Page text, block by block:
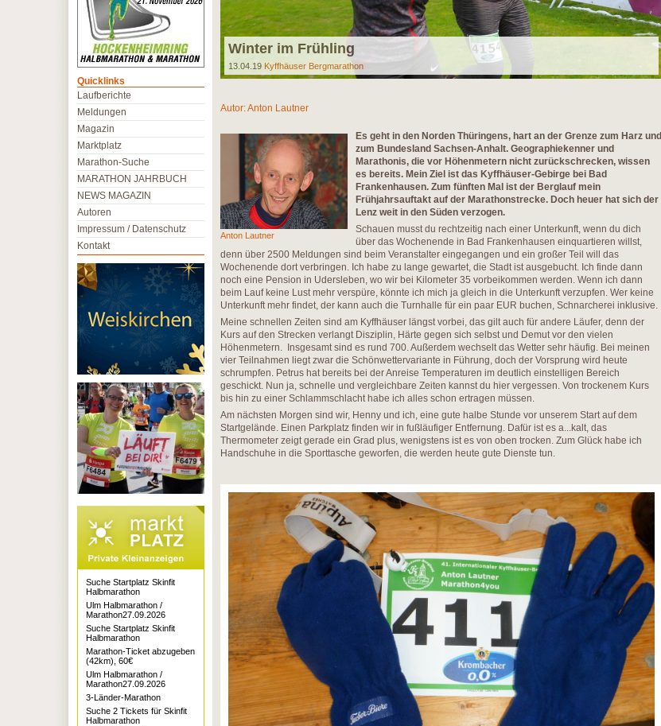
Winter im Frühling
13.04.19 Kyffhäuser Bergmarathon
Autor:Anton Lautner
Anton Lautner
Es geht in den Norden Thüringens, hart an der Grenze zum Harz und
zum Bundesland Sachsen-Anhalt. Geographiekenner und
Marathonis, die vor Höhenmetern nicht zurückschrecken, wissen
es bereits. Mein Ziel ist das Kyffhäuser-Gebirge bei Bad
Frankenhausen. Zum fünften Mal ist der Berglauf mein
Frühjahrsauftakt auf der Marathonstrecke. Doch heuer hat sich der
Lenz weit in den Süden verzogen.
Schauen musst du rechtzeitig nach einer Unterkunft, wenn du dich
über das Wochenende in Bad Frankenhausen einquartieren willst,
denn über 2500 Meldungen sind beim Veranstalter eingegangen und ein großer Teil will das
Wochenende dort verbringen. Ich habe zu lange gewartet, die Stadt ist ausgebucht. Ich finde dann
noch eine Pension in Udersleben, wo wir bei Kilometer 35 vorbeikommen werden. Wenn ich dann
beim Lauf keine Lust mehr verspüre, könnte ich mich ja gleich in die Unterkunft verzupfen. Wer keine
Unterkunft mehr findet, der kann auch die Turnhalle für ein paar EUR buchen, Schnarcherei inklusive.
Meine schnellen Zeiten sind am Kyffhäuser längst vorbei, das gilt auch für andere Läufer, denn der
Kurs auf den Strecken verlangt Disziplin, Härte gegen sich selbst und Demut vor den vielen
Höhenmetern. Insgesamt sind es rund 700. Außerdem wechselt das Wetter sehr häufig. Bei meinen
vier Teilnahmen liegt zwar die Schönwettervariante in Führung, doch der Vorsprung wird heute
schrumpfen. Petrus hat bereits bei der Anreise Temperaturen im deutlich einstelligen Bereich
geschickt. Nun ja, schnelle und vergleichbare Zeiten kannst du hier vergessen. Von trockenem Kurs
bis hin zu einer Schlammschlacht habe ich alles schon ertragen müssen.
Am nächsten Morgen sind wir, Henny und ich, eine gute halbe Stunde vor unserem Start auf dem
Startgelände. Einen Parkplatz finden wir in fußläufiger Entfernung. Dafür ist es a...kalt, das
Thermometer zeigt gerade ein Grad plus, wenigstens ist es von oben trocken. Zum Glück habe ich
Handschuhe in die Sporttasche geworfen, die werden heute gute Dienste tun.
Quicklinks
Laufberichte
Meldungen
Magazin
Marktplatz
Marathon-Suche
MARATHON JAHRBUCH
NEWS MAGAZIN
Autoren
Impressum / Datenschutz
Kontakt
Suche Startplatz Skinfit
Halbmarathon
Ulm Halbmarathon /
Marathon27.09.2026
Suche Startplatz Skinfit
Halbmarathon
Marathon-Ticket abzugeben
(42km), 60€
Ulm Halbmarathon /
Marathon27.09.2026
3-Länder-Marathon
Suche 2 Tickets für Skinfit
Halbmarathon